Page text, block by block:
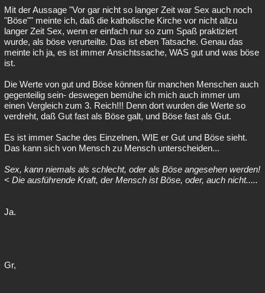
Mit der Aussage "Vor gar nicht so langer Zeit war Sex auch noch
"Böse"" meinte ich, daß die katholische Kirche vor nicht allzu
langer Zeit Sex, wenn er einfach nur so zum Spaß praktiziert
wurde, als böse verurteilte. Das ist eben Tatsache. Genau das
meinte ich ja, es ist immer Ansichtssache, WAS gut und was böse
ist.
Die Werte von gut und Böse können für manchen Menschen auch
gegenteilig sein- deswegen bemühe ich mich auch immer um
einen Vergleich zum 3. Reich!!! Denn dort wurden die Werte so
verdreht, daß Gut fast als Böse galt, und Böse fast als Gut.
Es ist immer Sache des Einzelnen, WIE er Gut und Böse sieht.
Das kann sich von Mensch zu Mensch unterscheiden...
Sex, kann niemals als schlecht, oder als Böse angesehen werden!
< Die ausführende Kraft, der Mensch ist Böse, oder, auch nicht.....
Ja.
Gr,